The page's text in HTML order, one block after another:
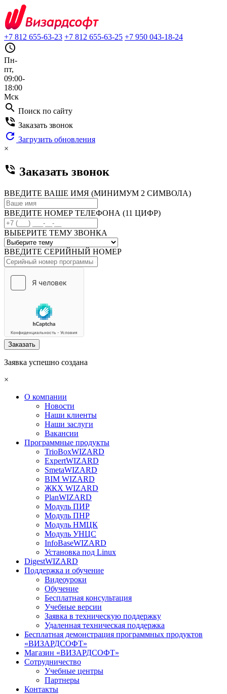
+7 812 655-63-23 +7 812 655-63-25 +7 950 043-18-24
query_builder
Пн-
пт,
09:00-
18:00
Мск
search Поиск по сайту
phone_in_talk Заказать звонок
refresh Загрузить обновления
×
phone_in_talk Заказать звонок
ВВЕДИТЕ ВАШЕ ИМЯ (МИНИМУМ 2 СИМВОЛА)
ВВЕДИТЕ НОМЕР ТЕЛЕФОНА (11 ЦИФР)
ВЫБЕРИТЕ ТЕМУ ЗВОНКА
ВВЕДИТЕ СЕРИЙНЫЙ НОМЕР
Заказать
Заявка успешно создана
×
О компании
Новости
Наши клиенты
Наши заслуги
Вакансии
Программные продукты
TrioBoxWIZARD
ExpertWIZARD
SmetaWIZARD
BIM WIZARD
ЖКХ WIZARD
PlanWIZARD
Модуль ПИР
Модуль ПНР
Модуль НМЦК
Модуль УНЦС
InfoBaseWIZARD
Установка под Linux
DigestWIZARD
Поддержка и обучение
Видеоуроки
Обучение
Бесплатная консультация
Учебные версии
Заявка в техническую поддержку
Удаленная техническая поддержка
Бесплатная демонстрация программных продуктов
«ВИЗАРДСОФТ»
Магазин «ВИЗАРДСОФТ»
Сотрудничество
Учебные центры
Партнеры
Контакты